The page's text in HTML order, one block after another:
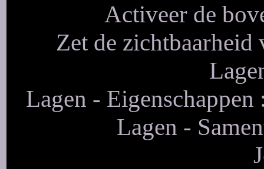
Activeer de
Zet de zichtbaarheid
Lagen -
Lagen -